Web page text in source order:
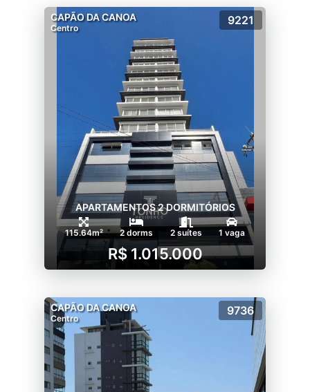
CAPÃO DA CANOA
Centro
9221
APARTAMENTOS 2 DORMITÓRIOS
115.64m² 2 dorms 2 suítes 1 vaga
R$ 1.015.000
CAPÃO DA CANOA
Centro
9736